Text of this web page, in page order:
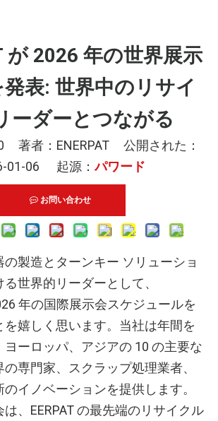
が 2026 年の世界展示
表: 世界中のリサイ
ーダーとつながる
著者：ENERPAT 公開された：
01-06 起源：パワード
お問い合わせ
の製造とターンキー ソリューショ
世界的リーダーとして、
年の国際展示会スケジュールを
を嬉しく思います。当社は年間を
ーロッパ、アジアの 10 の主要な
専門家、スクラップ処理業者、
のイノベーションを提供します。
、EERPAT の最先端のリサイクル